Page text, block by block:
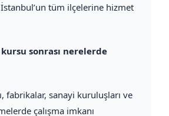
tüm ilçelerine hizmet
kursu sonrası nerelerde
fabrikalar, sanayi kuruluşları ve
çalışma imkanı